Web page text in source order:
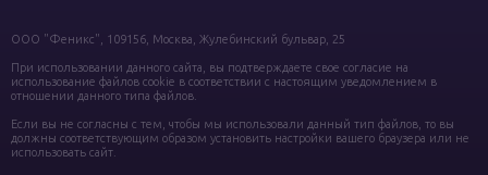
ООО "Феникс", 109156, Москва, Жулебинский бульвар, 25
При использовании данного сайта, вы подтверждаете свое согласие на
использование файлов cookie в соответствии с настоящим уведомлением в
отношении данного типа файлов.
Если вы не согласны с тем, чтобы мы использовали данный тип файлов, то вы
должны соответствующим образом установить настройки вашего браузера или не
использовать сайт.